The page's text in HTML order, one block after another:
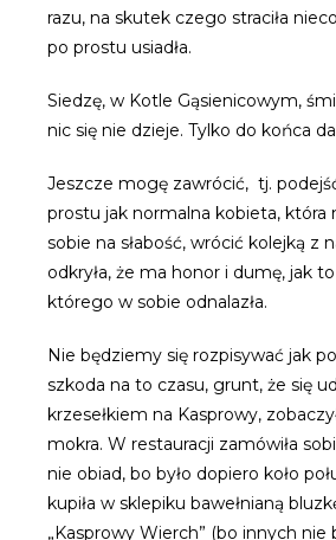
razu, na skutek czego straciła
po prostu usiadła.
Siedzę, w Kotle Gąsienicowym,
nic się nie dzieje. Tylko do końca
Jeszcze mogę zawrócić, tj.
prostu jak normalna kobieta, która
sobie na słabość, wrócić kolejką z
odkryła, że ma honor i dumę, jak
którego w sobie odnalazła.
Nie będziemy się rozpisywać jak
szkoda na to czasu, grunt, że się
krzesełkiem na Kasprowy,
mokra. W restauracji zamówiła
nie obiad, bo było dopiero koło
kupiła w sklepiku bawełnianą
„Kasprowy Wierch” (bo innych nie